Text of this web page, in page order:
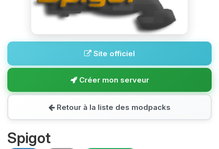
Site officiel
Créer mon serveur
Retour à la liste des modpacks
Spigot